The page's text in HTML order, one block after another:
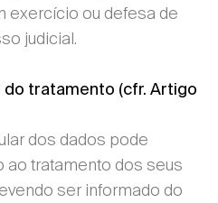
exercício ou defesa de
judicial.
tratamento (cfr. Artigo
dos dados pode
ao tratamento dos seus
ser informado do